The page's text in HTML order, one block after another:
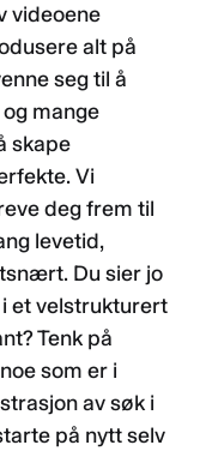
videoene
alt på
seg til å
mange
skape
Vi
deg frem til
levetid,
Du sier jo
et velstrukturert
Tenk på
som er i
av søk i
på nytt selv